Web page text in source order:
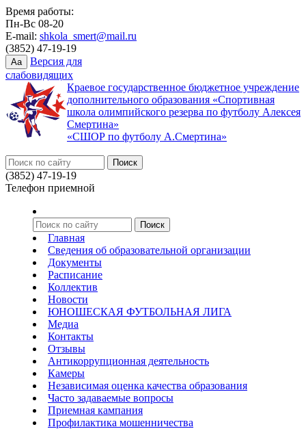
Время работы:
Пн-Вс 08-20
E-mail: shkola_smert@mail.ru
(3852) 47-19-19
Aa
Версия для
слабовидящих
Краевое государственное бюджетное учреждение
дополнительного образования «Спортивная
школа олимпийского резерва по футболу Алексея
Смертина»
«СШОР по футболу А.Смертина»
(3852) 47-19-19
Телефон приемной
Главная
Сведения об образовательной организации
Документы
Расписание
Коллектив
Новости
ЮНОШЕСКАЯ ФУТБОЛЬНАЯ ЛИГА
Медиа
Контакты
Отзывы
Антикоррупционная деятельность
Камеры
Независимая оценка качества образования
Часто задаваемые вопросы
Приемная кампания
Профилактика мошенничества